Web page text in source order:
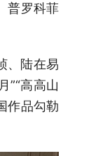
普罗科菲
、陆在易
”“高高山
作品勾勒